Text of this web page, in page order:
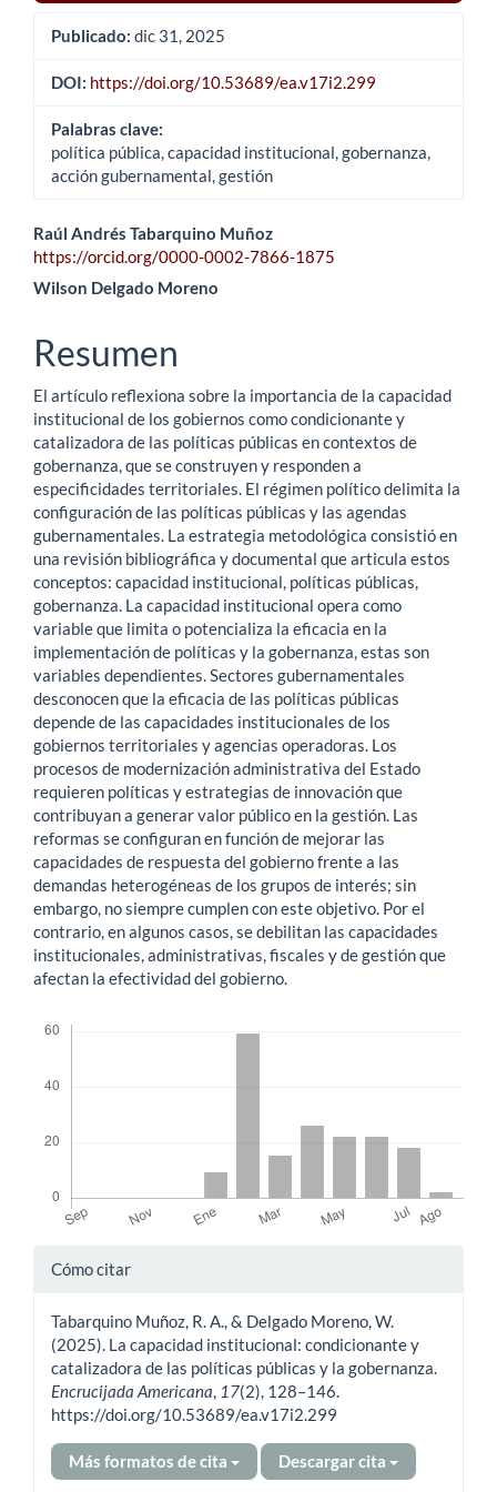
Publicado: dic 31, 2025
DOI: https://doi.org/10.53689/ea.v17i2.299
Palabras clave:
política pública, capacidad institucional, gobernanza,
acción gubernamental, gestión
Contenido
principal
artículo
Raúl Andrés Tabarquino Muñoz
https://orcid.org/0000-0002-7866-1875
Wilson Delgado Moreno
Resumen
El artículo reflexiona sobre la importancia de la capacidad
institucional de los gobiernos como condicionante y
catalizadora de las políticas públicas en contextos de
gobernanza, que se construyen y responden a
especificidades territoriales. El régimen político delimita la
configuración de las políticas públicas y las agendas
gubernamentales. La estrategia metodológica consistió en
una revisión bibliográfica y documental que articula estos
conceptos: capacidad institucional, políticas públicas,
gobernanza. La capacidad institucional opera como
variable que limita o potencializa la eficacia en la
implementación de políticas y la gobernanza, estas son
variables dependientes. Sectores gubernamentales
desconocen que la eficacia de las políticas públicas
depende de las capacidades institucionales de los
gobiernos territoriales y agencias operadoras. Los
procesos de modernización administrativa del Estado
requieren políticas y estrategias de innovación que
contribuyan a generar valor público en la gestión. Las
reformas se configuran en función de mejorar las
capacidades de respuesta del gobierno frente a las
demandas heterogéneas de los grupos de interés; sin
embargo, no siempre cumplen con este objetivo. Por el
contrario, en algunos casos, se debilitan las capacidades
institucionales, administrativas, fiscales y de gestión que
afectan la efectividad del gobierno.
Detalles
artículo
Cómo citar
Tabarquino Muñoz, R. A., & Delgado Moreno, W.
(2025). La capacidad institucional: condicionante y
catalizadora de las políticas públicas y la gobernanza.
Encrucijada Americana, 17(2), 128–146.
https://doi.org/10.53689/ea.v17i2.299
Más formatos de cita Descargar cita